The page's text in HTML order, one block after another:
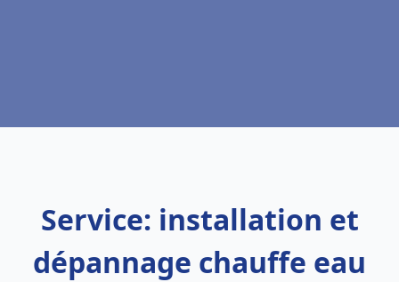
Service: installation et
dépannage chauffe eau